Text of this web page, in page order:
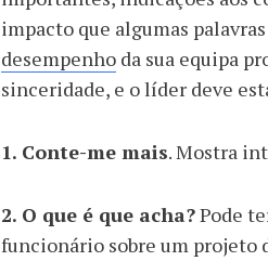
impacto que algumas
desempenho da sua equipa
sinceridade, e o líder deve
1. Conte-me mais. Mostra
2. O que é que acha?Pode
funcionário sobre um projeto